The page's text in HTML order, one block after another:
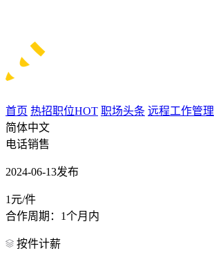
首页 热招职位HOT 职场头条 远程工作管理
简体中文
电话销售
2024-06-13发布
1元/件
合作周期：1个月内
按件计薪